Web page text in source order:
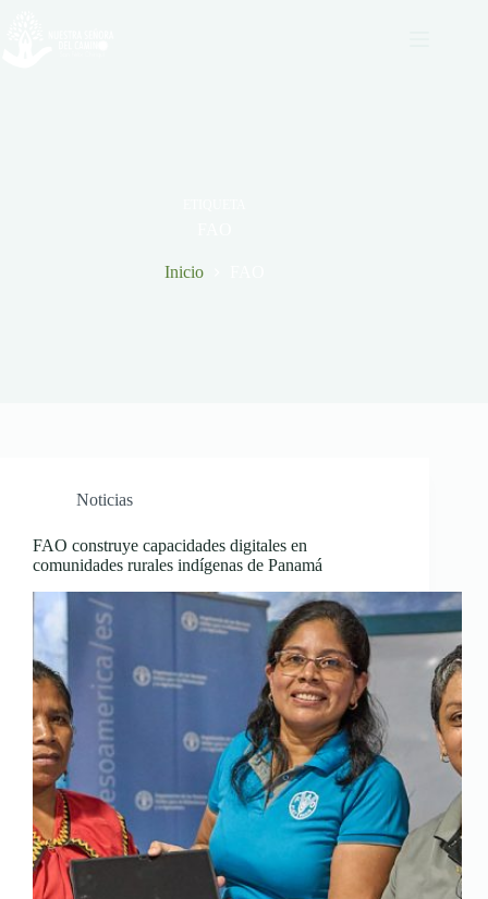
Inicio
Noticias
FAO construye capacidades digitales en
comunidades rurales indígenas de Panamá